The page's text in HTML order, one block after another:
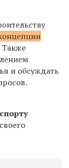
Также
и обсуждать